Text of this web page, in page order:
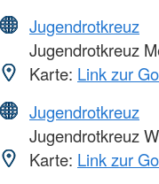
Jugendrotkreuz
Jugendrotkreuz
Karte: Link zur
Jugendrotkreuz
Jugendrotkreuz
Karte: Link zur